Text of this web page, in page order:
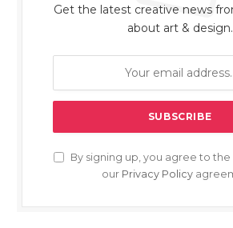
Get the latest creative news
about art & design.
By signing up, you agree to
our Privacy Policy